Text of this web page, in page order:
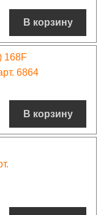
В корзину
168F
6864
В корзину